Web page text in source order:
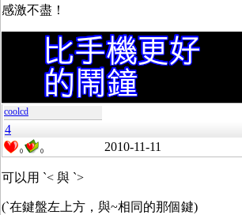
感激不盡！
coolcd
4
0 0 2010-11-11
可以用 `< 與 `>
(`在鍵盤左上方，與~相同的那個鍵)